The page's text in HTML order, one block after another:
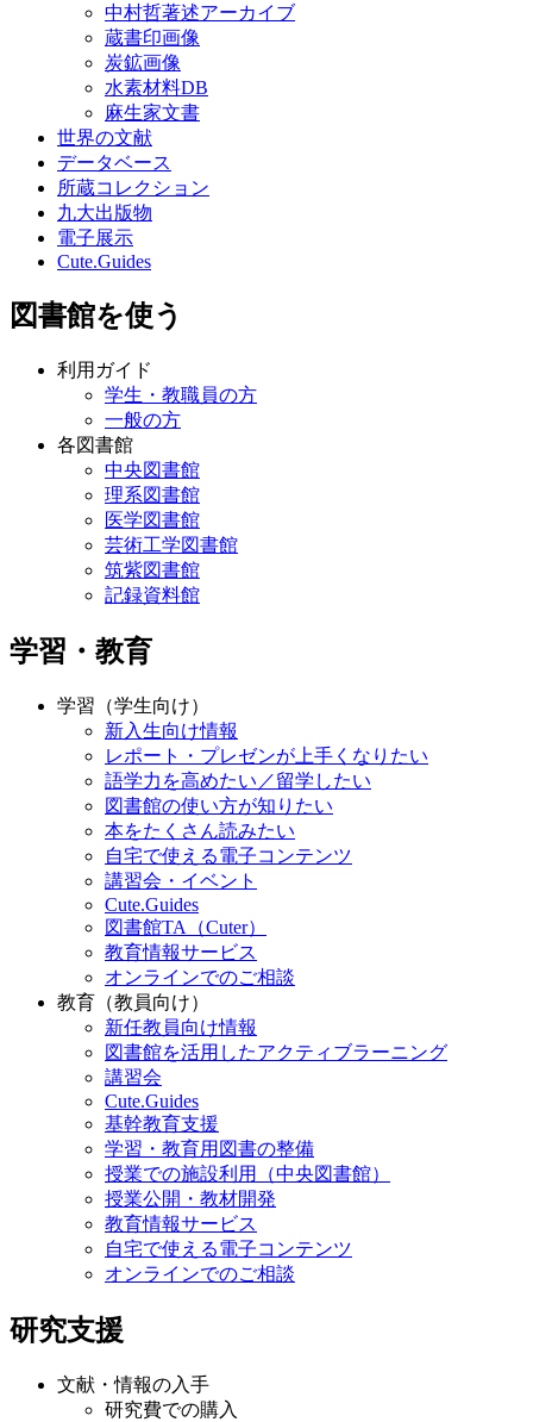
中村哲著述アーカイブ
蔵書印画像
炭鉱画像
水素材料DB
麻生家文書
世界の文献
データベース
所蔵コレクション
九大出版物
電子展示
Cute.Guides
図書館を使う
利用ガイド
学生・教職員の方
一般の方
各図書館
中央図書館
理系図書館
医学図書館
芸術工学図書館
筑紫図書館
記録資料館
学習・教育
学習（学生向け）
新入生向け情報
レポート・プレゼンが上手くなりたい
語学力を高めたい／留学したい
図書館の使い方が知りたい
本をたくさん読みたい
自宅で使える電子コンテンツ
講習会・イベント
Cute.Guides
図書館TA（Cuter）
教育情報サービス
オンラインでのご相談
教育（教員向け）
新任教員向け情報
図書館を活用したアクティブラーニング
講習会
Cute.Guides
基幹教育支援
学習・教育用図書の整備
授業での施設利用（中央図書館）
授業公開・教材開発
教育情報サービス
自宅で使える電子コンテンツ
オンラインでのご相談
研究支援
文献・情報の入手
研究費での購入